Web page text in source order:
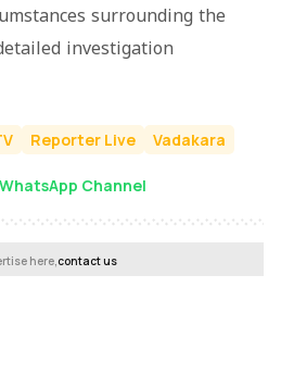
surrounding the
investigation
Reporter Live Vadakara
Channel
here,contact us